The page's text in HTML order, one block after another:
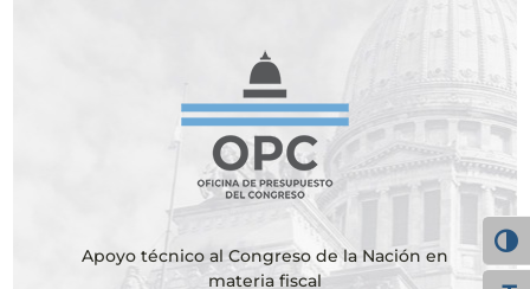
Apoyo técnico al Congreso de la Nación en
materia fiscal